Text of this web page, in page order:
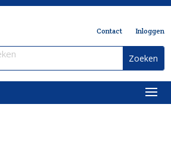
Contact Inloggen